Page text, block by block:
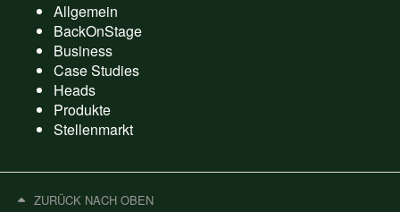
Allgemein
BackOnStage
Business
Case Studies
Heads
Produkte
Stellenmarkt
ZURÜCK NACH OBEN